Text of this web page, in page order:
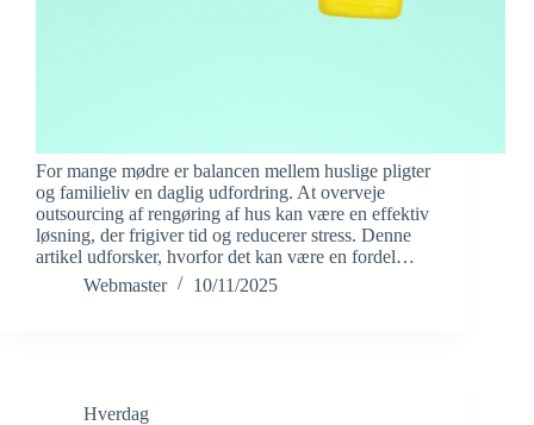
For mange mødre er balancen mellem huslige pligter
og familieliv en daglig udfordring. At overveje
outsourcing af rengøring af hus kan være en effektiv
løsning, der frigiver tid og reducerer stress. Denne
artikel udforsker, hvorfor det kan være en fordel…
Webmaster
10/11/2025
Hverdag